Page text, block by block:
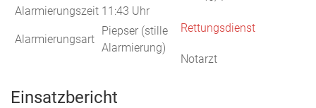
Alarmierungszeit 11:43 Uhr
Alarmierungsart
Piepser (stille
Alarmierung)
Rettungsdienst
Notarzt
Einsatzbericht